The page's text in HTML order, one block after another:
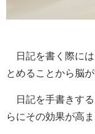
日記を書く際に
とめることから脳が
日記を手書きす
らにその効果が高ま